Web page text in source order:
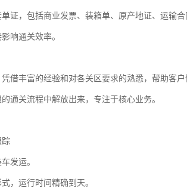
证，包括商业发票、装箱单、原产地证、运输合
响通关效率。
借丰富的经验和对各关区要求的熟悉，帮助客
通关流程中解放出来，专注于核心业务。
踪
发运。
，运行时间精确到天。